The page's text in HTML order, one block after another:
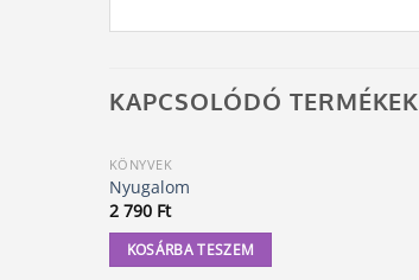
KAPCSOLÓDÓ TERMÉKEK
KÖNYVEK
Nyugalom
2 790 Ft
KOSÁRBA TESZEM